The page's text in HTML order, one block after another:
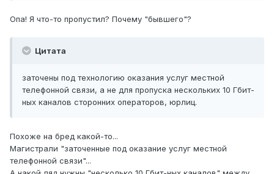
Опа! Я что-то пропустил? Почему "бывшего"?
Цитата
заточены под технологию оказания услуг местной
телефонной связи, а не для пропуска нескольких 10 Гбит-
ных каналов сторонних операторов, юрлиц.
Похоже на бред какой-то...
Магистрали "заточенные под оказание услуг местной
телефонной связи"...